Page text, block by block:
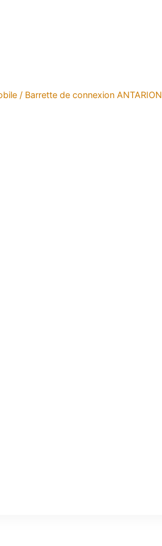
/ Barrette de connexion ANTARION